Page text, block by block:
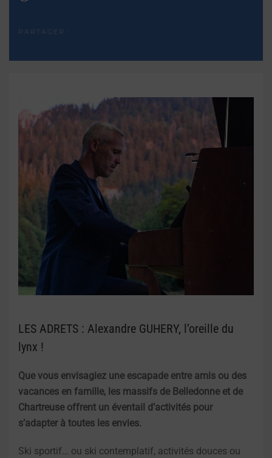
LES ADRETS : Alexandre GUHERY, l’oreille du
lynx !
Que vous envisagiez une escapade entre amis ou des
vacances en famille, les massifs de Belledonne et de
Chartreuse offrent un éventail d’activités pour
s’adapter à toutes les envies.
Ski sportif… ou ski contemplatif, activités douces ou